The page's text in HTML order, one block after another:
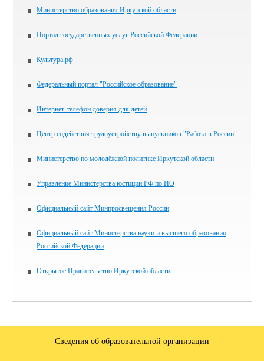
Министерство образования Иркутской области
Портал государственных услуг Российской Федерации
Культура.рф
Федеральный портал "Российское образование"
Интернет-телефон доверия для детей
Центр содействия трудоустройству выпускников "Работа в России"
Министерство по молодёжной политике Иркутской области
Управление Министерства юстиции РФ по ИО
Официальный сайт Минпросвещения России
Официальный сайт Министерства науки и высшего образования
Российской Федерации
Открытое Правительство Иркутской области
Сведения об образовательной организации